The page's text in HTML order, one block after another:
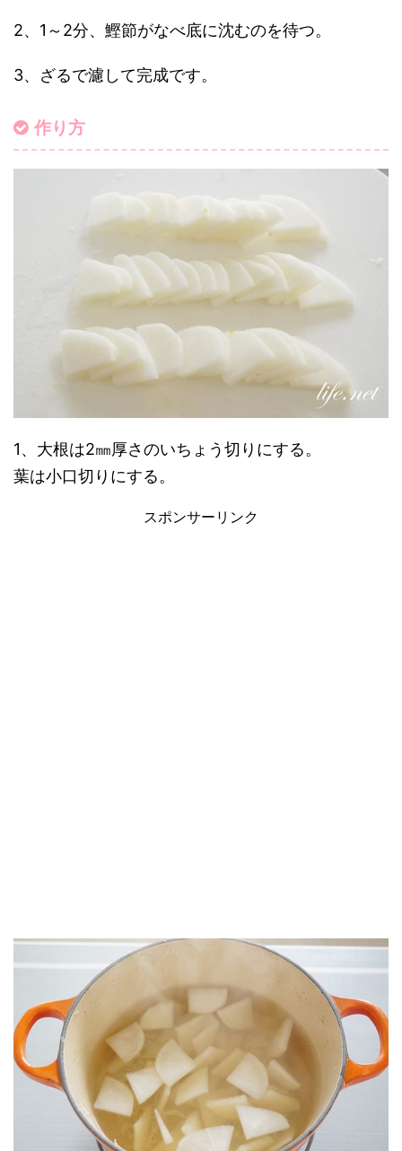
2、1～2分、鰹節がなべ底に沈むのを待つ。
3、ざるで濾して完成です。
作り方
1、大根は2㎜厚さのいちょう切りにする。
葉は小口切りにする。
スポンサーリンク